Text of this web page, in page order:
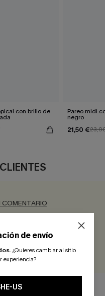
con brillo de Pareo midi
negro
21,50 €
COMENTARIO
de envío
. ¿Quieres cambiar al sitio
experiencia?
US